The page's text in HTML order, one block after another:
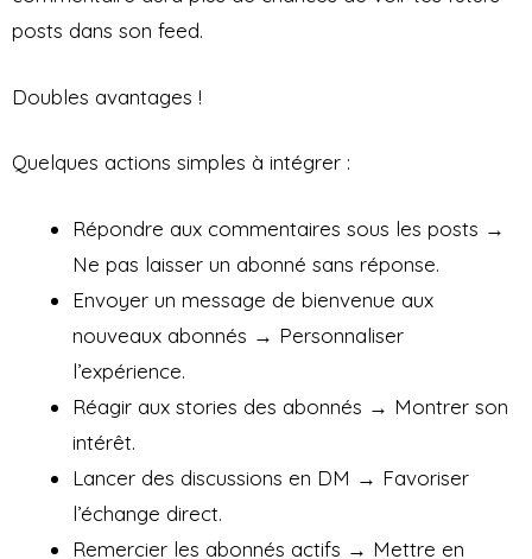
posts dans son feed.
Doubles avantages !
Quelques actions simples à intégrer :
Répondre aux commentaires sous les posts →
Ne pas laisser un abonné sans réponse.
Envoyer un message de bienvenue aux
nouveaux abonnés → Personnaliser
l’expérience.
Réagir aux stories des abonnés → Montrer son
intérêt.
Lancer des discussions en DM → Favoriser
l’échange direct.
Remercier les abonnés actifs → Mettre en